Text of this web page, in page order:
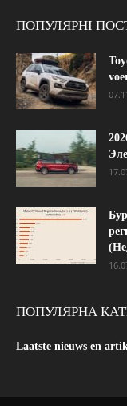
ПОПУЛЯРНІ
ПОПУЛЯРНА
Laatste nieuws en